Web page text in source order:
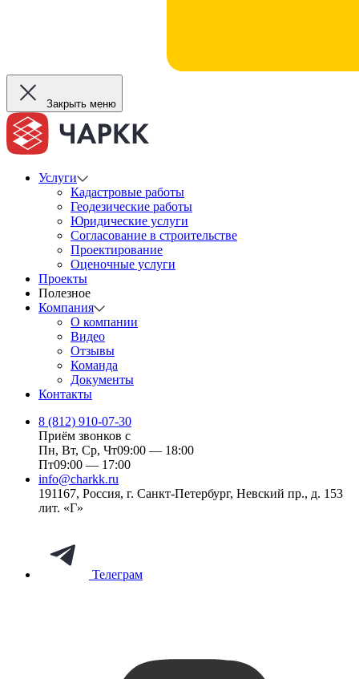
Закрыть меню
Услуги
Кадастровые работы
Геодезические работы
Юридические услуги
Согласование в строительстве
Проектирование
Оценочные услуги
Проекты
Полезное
Компания
О компании
Видео
Отзывы
Команда
Документы
Контакты
8 (812) 910-07-30
Приём звонков с
Пн, Вт, Ср, Чт09:00 — 18:00
Пт09:00 — 17:00
info@charkk.ru
191167, Россия, г. Санкт-Петербург, Невский пр., д. 153
лит. «Г»
Телеграм